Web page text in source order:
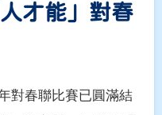
才能」對春
對春聯比賽已圓滿結